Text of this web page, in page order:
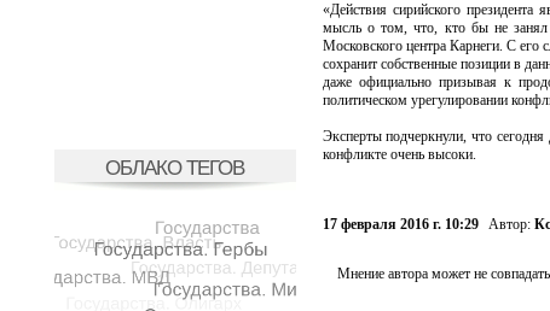
ОБЛАКО ТЕГОВ
«Действия сирийского
мысль о том, что, кто бы не занял
Московского центра Карнеги. С его
сохранит собственные позиции в
даже официально призывая к
политическом урегулировании
Эксперты подчеркнули, что
конфликте очень высоки.
17 февраля 2016 г. 10:29 Автор:
Мнение автора может не